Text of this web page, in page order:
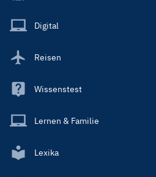
Main
Digital
Reisen
Wissenstest
Lernen & Familie
Lexika